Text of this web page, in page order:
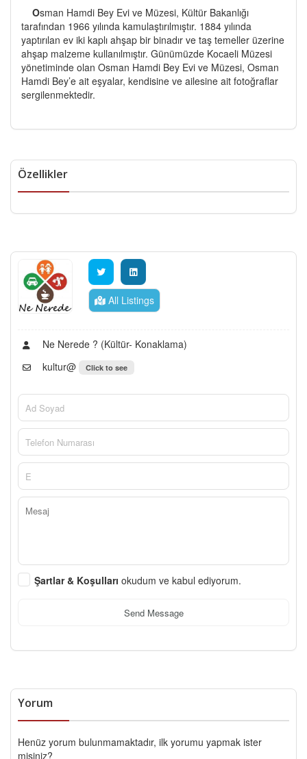
Osman Hamdi Bey Evi ve Müzesi, Kültür Bakanlığı
tarafından 1966 yılında kamulaştırılmıştır. 1884 yılında
yaptırılan ev iki kaplı ahşap bir binadır ve taş temeller üzerine
ahşap malzeme kullanılmıştır. Günümüzde Kocaeli Müzesi
yönetiminde olan Osman Hamdi Bey Evi ve Müzesi, Osman
Hamdi Bey’e ait eşyalar, kendisine ve ailesine ait fotoğraflar
sergilenmektedir.
Özellikler
All Listings
Ne Nerede ? (Kültür- Konaklama)
kultur@
Click to see
Şartlar & Koşulları okudum ve kabul ediyorum.
Send Message
Yorum
Henüz yorum bulunmamaktadır, ilk yorumu yapmak ister
misiniz?